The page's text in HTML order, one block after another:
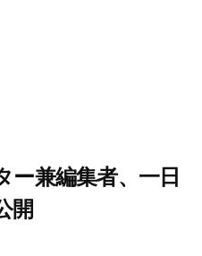
ー兼編集者、一日
開